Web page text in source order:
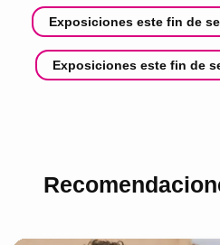
Exposiciones este fin de
Exposiciones este fin de